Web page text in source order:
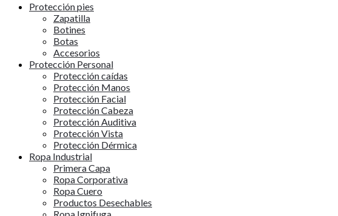
Protección pies
Zapatilla
Botines
Botas
Accesorios
Protección Personal
Protección caídas
Protección Manos
Protección Facial
Protección Cabeza
Protección Auditiva
Protección Vista
Protección Dérmica
Ropa Industrial
Primera Capa
Ropa Corporativa
Ropa Cuero
Productos Desechables